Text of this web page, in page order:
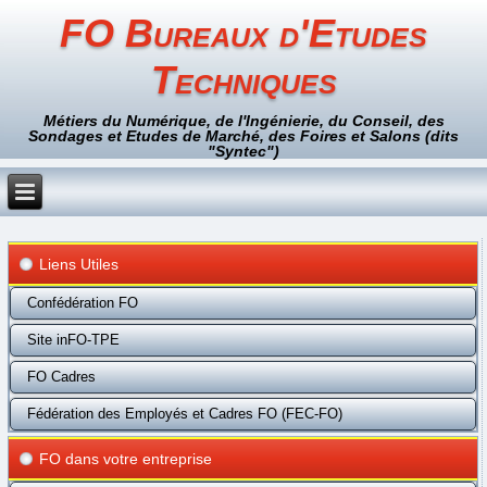
FO Bureaux d'Etudes
Techniques
Métiers du Numérique, de l'Ingénierie, du Conseil, des
Sondages et Etudes de Marché, des Foires et Salons (dits
"Syntec")
Liens Utiles
Confédération FO
Site inFO-TPE
FO Cadres
Fédération des Employés et Cadres FO (FEC-FO)
FO dans votre entreprise